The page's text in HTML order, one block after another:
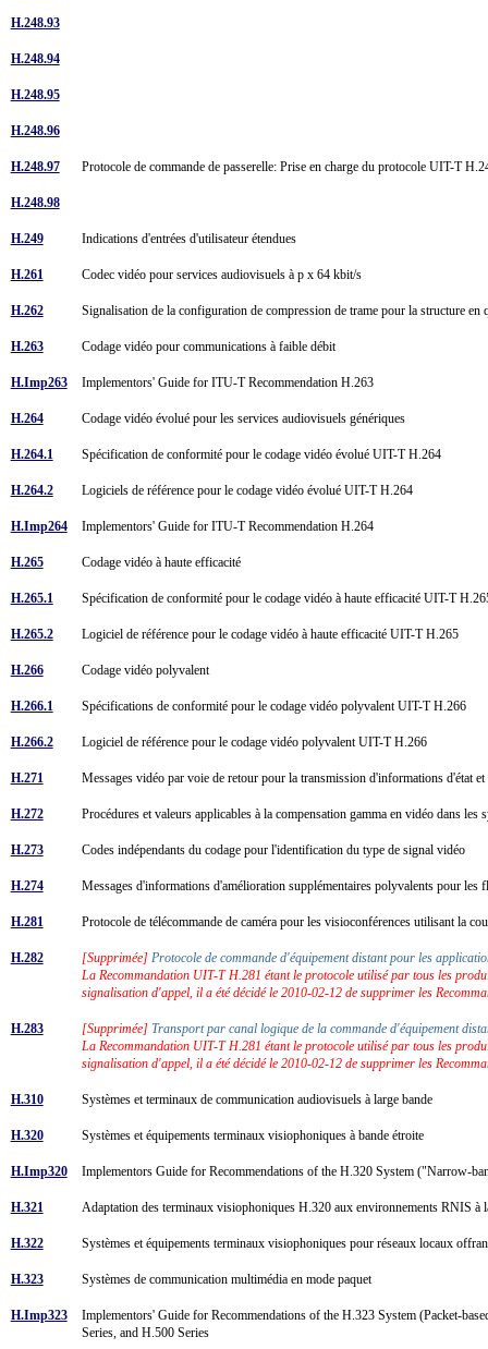
H.248.93
H.248.94
H.248.95
H.248.96
H.248.97 Protocole de commande de passerelle: Prise en charge du protocole UIT-T
H.248.98
H.249 Indications d'entrées d'utilisateur étendues
H.261 Codec vidéo pour services audiovisuels à p x 64 kbit/s
H.262 Signalisation de la configuration de compression de trame pour la structure
H.263 Codage vidéo pour communications à faible débit
H.Imp263 Implementors' Guide for ITU-T Recommendation H.263
H.264 Codage vidéo évolué pour les services audiovisuels génériques
H.264.1 Spécification de conformité pour le codage vidéo évolué UIT-T H.264
H.264.2 Logiciels de référence pour le codage vidéo évolué UIT-T H.264
H.Imp264 Implementors' Guide for ITU-T Recommendation H.264
H.265 Codage vidéo à haute efficacité
H.265.1 Spécification de conformité pour le codage vidéo à haute efficacité UIT-T
H.265.2 Logiciel de référence pour le codage vidéo à haute efficacité UIT-T H.265
H.266 Codage vidéo polyvalent
H.266.1 Spécifications de conformité pour le codage vidéo polyvalent UIT-T H.266
H.266.2 Logiciel de référence pour le codage vidéo polyvalent UIT-T H.266
H.271 Messages vidéo par voie de retour pour la transmission d'informations d'état
H.272 Procédures et valeurs applicables à la compensation gamma en vidéo dans
H.273 Codes indépendants du codage pour l'identification du type de signal vidéo
H.274 Messages d'informations d'amélioration supplémentaires polyvalents pour les
H.281 Protocole de télécommande de caméra pour les visioconférences utilisant la
H.282 [Supprimée] Protocole de commande d'équipement distant pour les
La Recommandation UIT-T H.281 étant le protocole utilisé par tous les
signalisation d'appel, il a été décidé le 2010-02-12 de supprimer les
H.283 [Supprimée] Transport par canal logique de la commande d'équipement
La Recommandation UIT-T H.281 étant le protocole utilisé par tous les
signalisation d'appel, il a été décidé le 2010-02-12 de supprimer les
H.310 Systèmes et terminaux de communication audiovisuels à large bande
H.320 Systèmes et équipements terminaux visiophoniques à bande étroite
H.Imp320 Implementors Guide for Recommendations of the H.320 System ("Narrow-
H.321 Adaptation des terminaux visiophoniques H.320 aux environnements RNIS à
H.322 Systèmes et équipements terminaux visiophoniques pour réseaux locaux
H.323 Systèmes de communication multimédia en mode paquet
H.Imp323
Implementors' Guide for Recommendations of the H.323 System (Packet-
Series, and H.500 Series